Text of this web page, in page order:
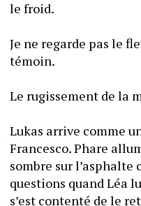
Je ne regarde pas le
témoin.
Le rugissement de la
Lukas arrive comme
Francesco. Phare
sombre sur l’asphalte
questions quand Léa